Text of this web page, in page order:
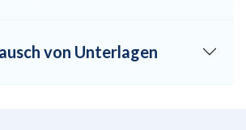
von Unterlagen